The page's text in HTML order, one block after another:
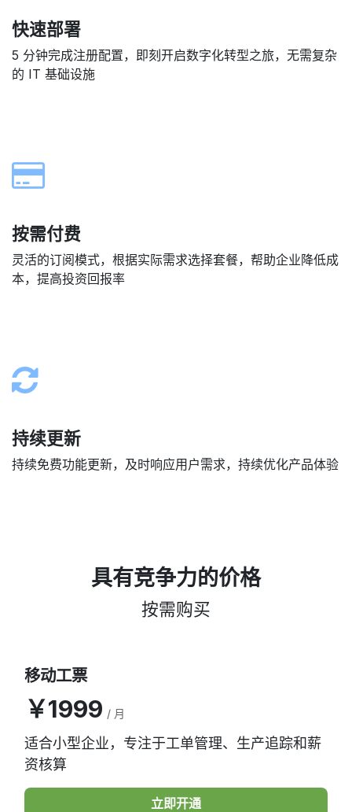
快速部署
5 分钟完成注册配置，即刻开启数字化转型之旅，无需复杂
的 IT 基础设施
按需付费
灵活的订阅模式，根据实际需求选择套餐，帮助企业降低成
本，提高投资回报率
持续更新
持续免费功能更新，及时响应用户需求，持续优化产品体验
具有竞争力的价格
按需购买
移动工票
￥1999 / 月
适合小型企业，专注于工单管理、生产追踪和薪
资核算
立即开通